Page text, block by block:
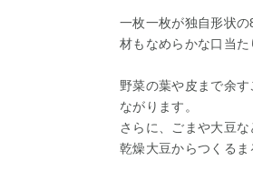
一枚一枚が独自形状
材もなめらかな口当た
野菜の葉や皮まで余
ながります。
さらに、ごまや大豆
乾燥大豆からつくるま